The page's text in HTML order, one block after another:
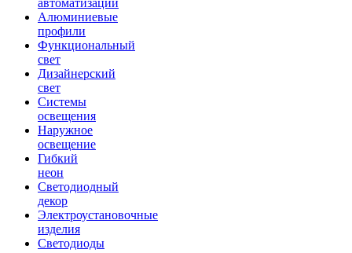
автоматизации
Алюминиевые
профили
Функциональный
свет
Дизайнерский
свет
Системы
освещения
Наружное
освещение
Гибкий
неон
Светодиодный
декор
Электроустановочные
изделия
Светодиоды